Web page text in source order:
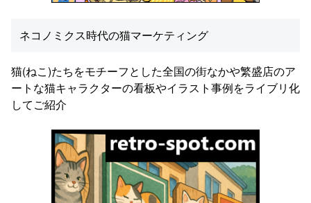
ネコノミクス時代の猫マーケティング
猫(ねこ)たちをモチーフとした全国の街なかや繁盛店のア
ートな猫キャラクターの看板やイラスト事例をライブリ化
してご紹介